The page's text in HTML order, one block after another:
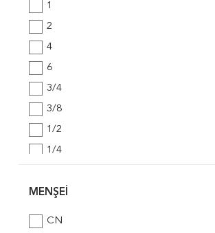
1
2
4
6
3/4
3/8
1/2
1/4
5/8
MENŞEI
CN